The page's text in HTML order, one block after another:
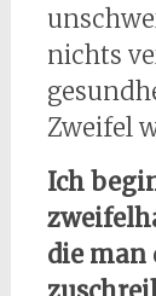
nichts
Zweifel
Ich
die man